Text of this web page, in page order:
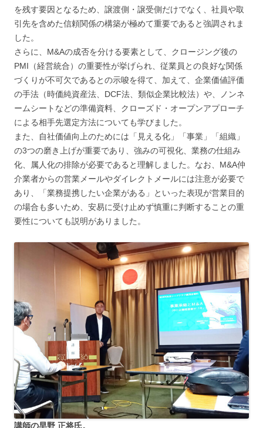
を残す要因となるため、譲渡側・譲受側だけでなく、社員や取
引先を含めた信頼関係の構築が極めて重要であると強調されま
した。
さらに、M&Aの成否を分ける要素として、クロージング後の
PMI（経営統合）の重要性が挙げられ、従業員との良好な関係
づくりが不可欠であるとの示唆を得て、加えて、企業価値評価
の手法（時価純資産法、DCF法、類似企業比較法）や、ノンネ
ームシートなどの準備資料、クローズド・オープンアプローチ
による相手先選定方法についても学びました。
また、自社価値向上のためには「見える化」「事業」「組織」
の3つの磨き上げが重要であり、強みの可視化、業務の仕組み
化、属人化の排除が必要であると理解しました。なお、M&A仲
介業者からの営業メールやダイレクトメールには注意が必要で
あり、「業務提携したい企業がある」といった表現が営業目的
の場合も多いため、安易に受け止めず慎重に判断することの重
要性についても説明がありました。
講師の早野 正将氏。